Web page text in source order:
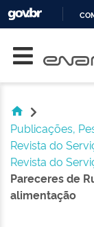
Publicações,
Revista do
Revista do
Pareceres de
alimentação